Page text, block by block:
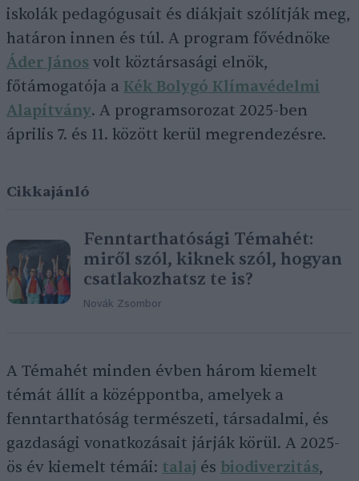
iskolák pedagógusait és diákjait szólítják meg,
határon innen és túl. A program fővédnöke
Áder János volt köztársasági elnök,
főtámogatója a Kék Bolygó Klímavédelmi
Alapítvány. A programsorozat 2025-ben
április 7. és 11. között kerül megrendezésre.
Cikkajánló
Fenntarthatósági Témahét:
miről szól, kiknek szól, hogyan
csatlakozhatsz te is?
Novák Zsombor
A Témahét minden évben három kiemelt
témát állít a középpontba, amelyek a
fenntarthatóság természeti, társadalmi, és
gazdasági vonatkozásait járják körül. A 2025-
ös év kiemelt témái: talaj és biodiverzitás,